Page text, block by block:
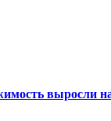
выросли